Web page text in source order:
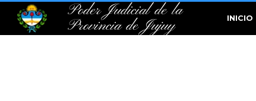
Poder Judicial de la
Provincia de Jujuy
INICIO